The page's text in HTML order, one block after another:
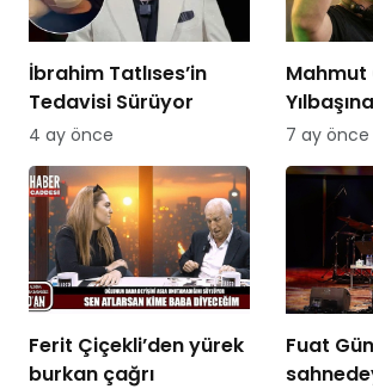
İbrahim Tatlıses’in
Tedavisi Sürüyor
4 ay önce
Mahmut
New
7 ay önce
Ferit Çiçekli’den yürek
burkan çağrı
Fuat